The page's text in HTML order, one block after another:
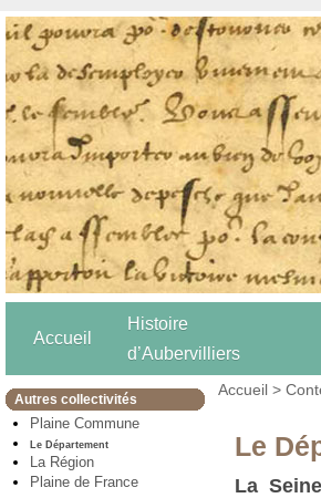
Accueil
Histoire
d’Aubervilliers
Autres collectivités
Plaine Commune
Le Département
La Région
Plaine de France
Accueil >
Le
La